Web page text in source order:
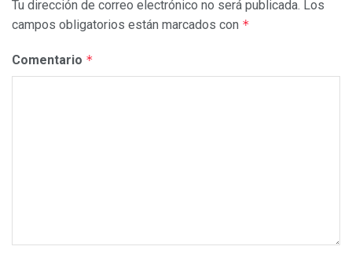
Tu dirección de correo electrónico no será publicada. Los
campos obligatorios están marcados con *
Comentario *